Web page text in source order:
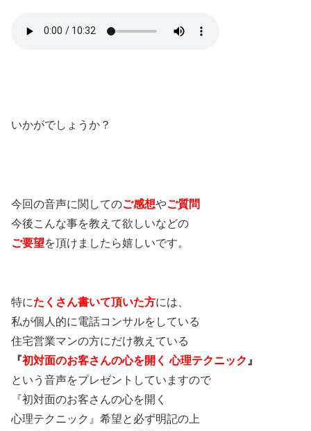
いかがでしょうか？
今回の音声に関してのご感想やご質問
今後こんな事を教えて欲しいなどの
ご要望を頂けましたら嬉しいです。
特にたくさん書いて頂いた方には、
私が個人的に電話コンサルをしている
住宅営業マンの方にだけ教えている
『初対面のお客さんの心を開く 心理テクニック 』
という音声をプレゼントしていますので
『初対面のお客さんの心を開く
心理テクニック』希望と必ず明記の上